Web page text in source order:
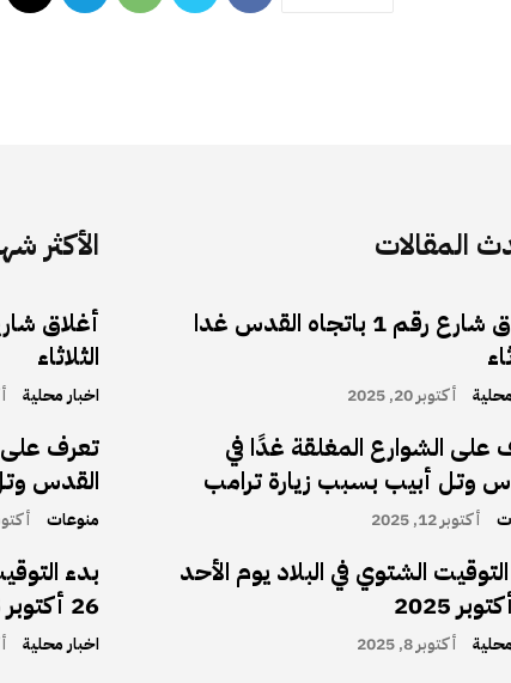
الأكثر
الثلاثاء
اخبار محلية
تعرف على
القدس
منوعات أكتوبر
بدء
26 أكتوبر 2025
اخبار محلية
المقالات
أغلاق شارع رقم 1 باتجاه القدس غدا
أكتوبر 20, 2025
على الشوارع المغلقة غدًا في
وتل أبيب بسبب زيارة ترامب
أكتوبر 12, 2025
الشتوي في البلاد يوم الأحد
أكتوبر 8, 2025